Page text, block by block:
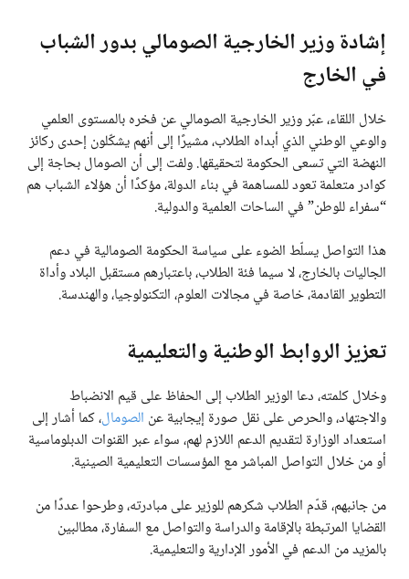
إشادة وزير الخارجية الصومالي بدور الشباب
في الخارج
خلال اللقاء، عبّر وزير الخارجية الصومالي عن فخره بالمستوى العلمي
والوعي الوطني الذي أبداه الطلاب، مشيرًا إلى أنهم يشكّلون إحدى ركائز
النهضة التي تسعى الحكومة لتحقيقها. ولفت إلى أن الصومال بحاجة إلى
كوادر متعلمة تعود للمساهمة في بناء الدولة، مؤكدًا أن هؤلاء الشباب هم
“سفراء للوطن” في الساحات العلمية والدولية.
هذا التواصل يسلّط الضوء على سياسة الحكومة الصومالية في دعم
الجاليات بالخارج، لا سيما فئة الطلاب، باعتبارهم مستقبل البلاد وأداة
التطوير القادمة، خاصة في مجالات العلوم، التكنولوجيا، والهندسة.
تعزيز الروابط الوطنية والتعليمية
وخلال كلمته، دعا الوزير الطلاب إلى الحفاظ على قيم الانضباط
والاجتهاد، والحرص على نقل صورة إيجابية عن الصومال، كما أشار إلى
استعداد الوزارة لتقديم الدعم اللازم لهم، سواء عبر القنوات الدبلوماسية
أو من خلال التواصل المباشر مع المؤسسات التعليمية الصينية.
من جانبهم، قدّم الطلاب شكرهم للوزير على مبادرته، وطرحوا عددًا من
القضايا المرتبطة بالإقامة والدراسة والتواصل مع السفارة، مطالبين
بالمزيد من الدعم في الأمور الإدارية والتعليمية.